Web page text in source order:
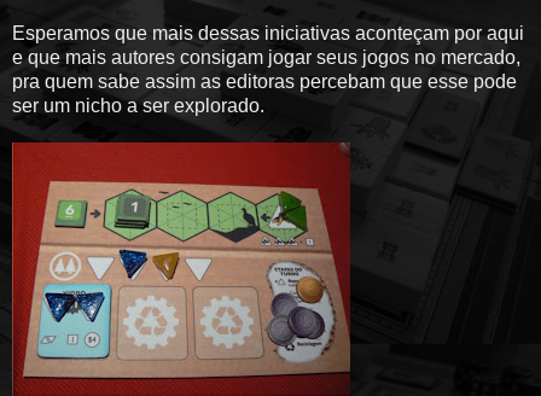
Esperamos que mais dessas iniciativas aconteçam por aqui
e que mais autores consigam jogar seus jogos no mercado,
pra quem sabe assim as editoras percebam que esse pode
ser um nicho a ser explorado.